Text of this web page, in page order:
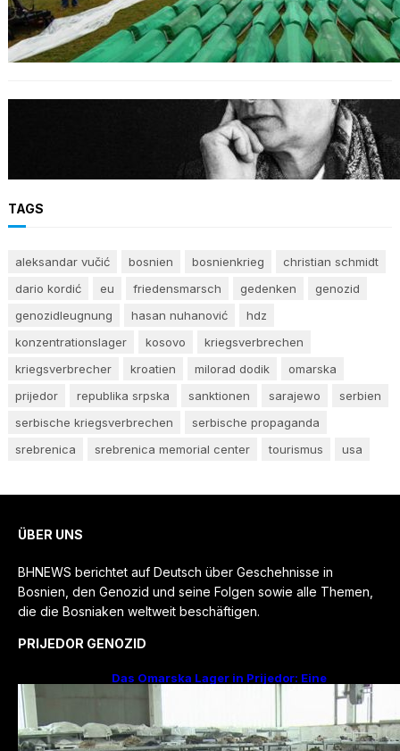
Izraelischer Botschafter in Serbien leugnet
Völkermord in Srebrenica
Erinnerung an Hatidža Mehmedović: Eine
Stimme des Gewissens im Angesicht von Hass
und Ungerechtigkeit
TAGS
aleksandar vučić bosnien bosnienkrieg
christian schmidt
dario kordić
eu friedensmarsch gedenken
genozid
genozidleugnung
hasan nuhanović
hdz
konzentrationslager
kosovo
kriegsverbrechen
kriegsverbrecher
kroatien milorad dodik
omarska
prijedor
republika srpska sanktionen sarajewo
serbien
serbische kriegsverbrechen
serbische propaganda
srebrenica
srebrenica memorial center tourismus usa
ÜBER UNS
BHNEWS berichtet auf Deutsch über Geschehnisse in
Bosnien, den Genozid und seine Folgen sowie alle Themen,
die die Bosniaken weltweit beschäftigen.
PRIJEDOR GENOZID
Das Omarska Lager in Prijedor: Eine
Todesfabrik ohne Krieg